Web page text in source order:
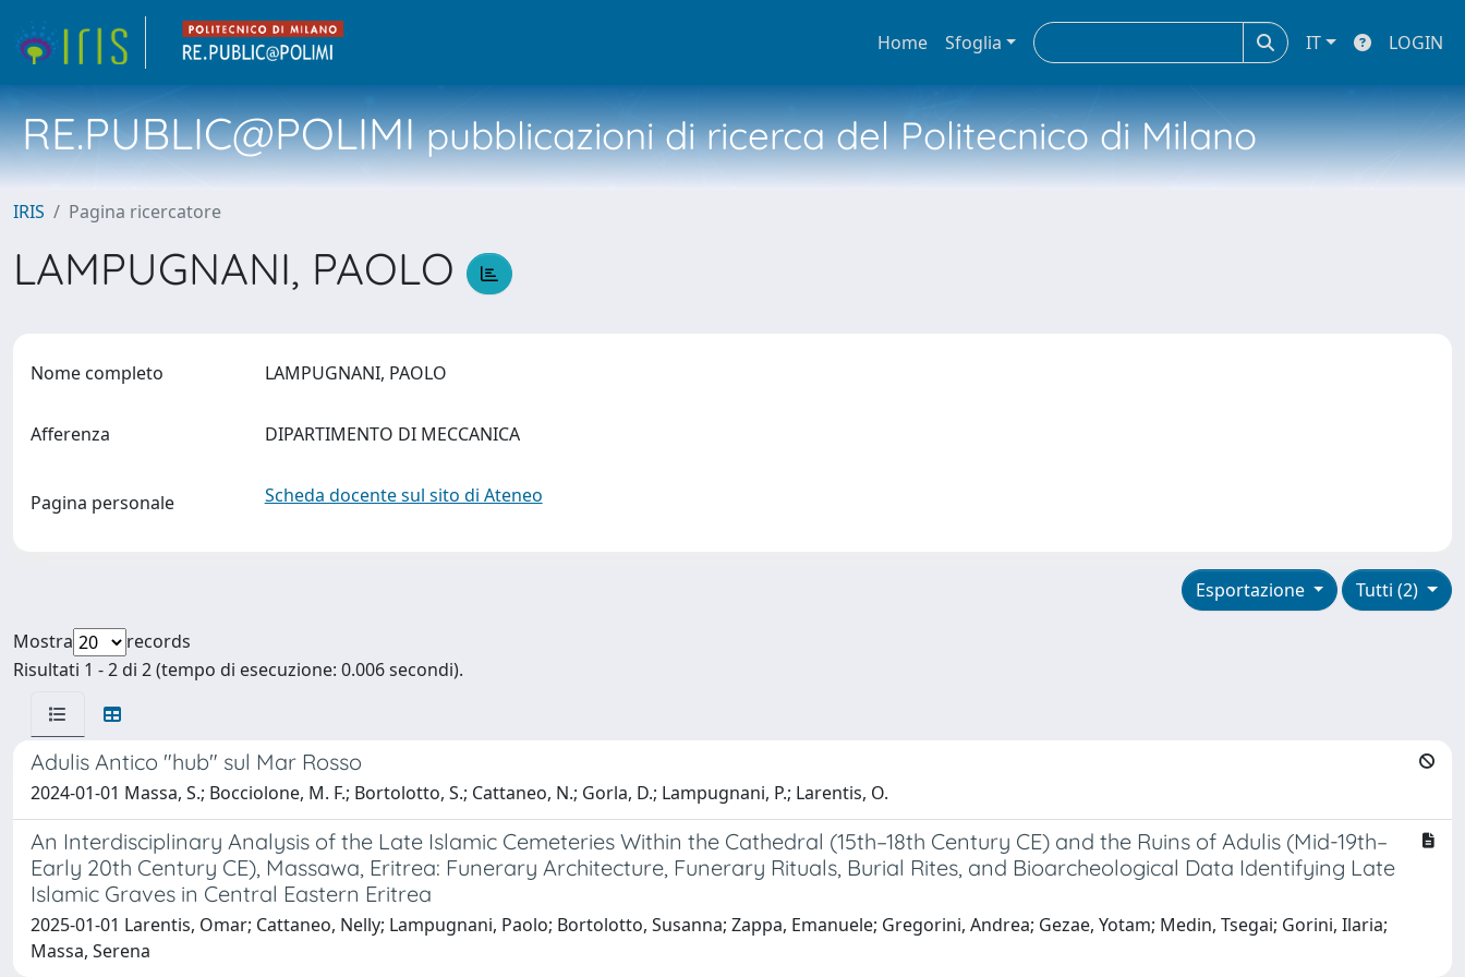
Home Sfoglia IT LOGIN
RE.PUBLIC@POLIMIpubblicazioni di ricerca del Politecnico di Milano
IRIS Pagina ricercatore
LAMPUGNANI, PAOLO
Nome completo LAMPUGNANI, PAOLO
Afferenza DIPARTIMENTO DI MECCANICA
Pagina personale Scheda docente sul sito di Ateneo
Tutti (2)
Esportazione
Mostra
records
Risultati 1 - 2 di 2 (tempo di esecuzione: 0.006 secondi).
Adulis Antico "hub" sul Mar Rosso
2024-01-01 Massa, S.; Bocciolone, M. F.; Bortolotto, S.; Cattaneo, N.; Gorla, D.; Lampugnani, P.; Larentis, O.
An Interdisciplinary Analysis of the Late Islamic Cemeteries Within the Cathedral (15th–18th Century CE) and the Ruins of Adulis (Mid-19th–
Early 20th Century CE), Massawa, Eritrea: Funerary Architecture, Funerary Rituals, Burial Rites, and Bioarcheological Data Identifying Late
Islamic Graves in Central Eastern Eritrea
2025-01-01 Larentis, Omar; Cattaneo, Nelly; Lampugnani, Paolo; Bortolotto, Susanna; Zappa, Emanuele; Gregorini, Andrea; Gezae, Yotam; Medin, Tsegai; Gorini, Ilaria;
Massa, Serena